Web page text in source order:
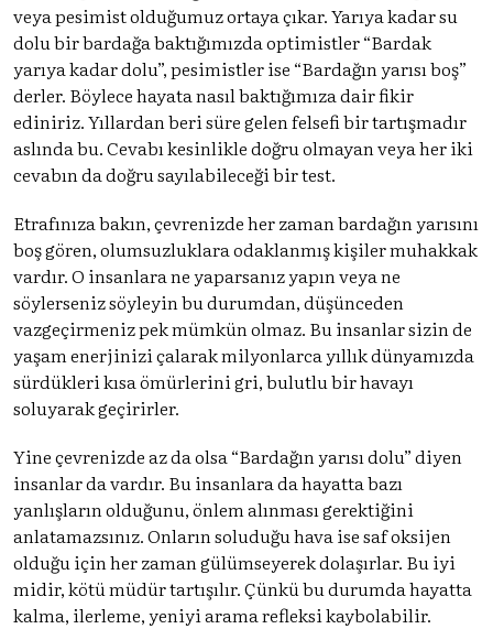
veya pesimist olduğumuz ortaya çıkar. Yarıya kadar su
dolu bir bardağa baktığımızda optimistler “Bardak
yarıya kadar dolu”, pesimistler ise “Bardağın yarısı boş”
derler. Böylece hayata nasıl baktığımıza dair fikir
ediniriz. Yıllardan beri süre gelen felsefi bir tartışmadır
aslında bu. Cevabı kesinlikle doğru olmayan veya her iki
cevabın da doğru sayılabileceği bir test.
Etrafınıza bakın, çevrenizde her zaman bardağın yarısını
boş gören, olumsuzluklara odaklanmış kişiler muhakkak
vardır. O insanlara ne yaparsanız yapın veya ne
söylerseniz söyleyin bu durumdan, düşünceden
vazgeçirmeniz pek mümkün olmaz. Bu insanlar sizin de
yaşam enerjinizi çalarak milyonlarca yıllık dünyamızda
sürdükleri kısa ömürlerini gri, bulutlu bir havayı
soluyarak geçirirler.
Yine çevrenizde az da olsa “Bardağın yarısı dolu” diyen
insanlar da vardır. Bu insanlara da hayatta bazı
yanlışların olduğunu, önlem alınması gerektiğini
anlatamazsınız. Onların soluduğu hava ise saf oksijen
olduğu için her zaman gülümseyerek dolaşırlar. Bu iyi
midir, kötü müdür tartışılır. Çünkü bu durumda hayatta
kalma, ilerleme, yeniyi arama refleksi kaybolabilir.